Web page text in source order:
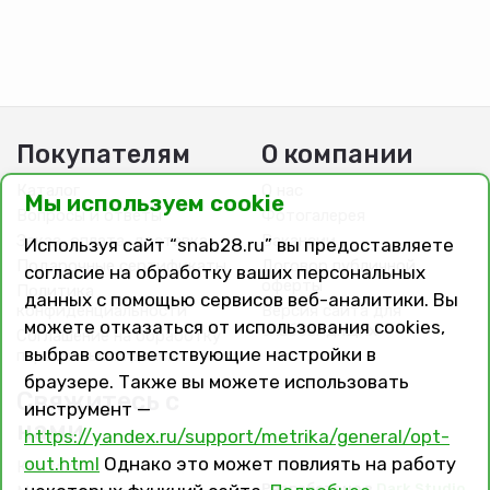
- ремонт изделий из пластика и металла: пластиковых и
металлических емкостей (например, ведер), дачного
- ремонт и ге
Покупателям
Каталог
Вопросы и ответы
Заказ, оплата, доставка
Подарочные сертификаты
конфиденциальности
Соглашение на обработку
персональных данных
О компании
О нас
Фотогалерея
Вакансии
Договор публичной
оферты
Версия сайта для
слабовидящих
Свяжитесь с
нами
Контакты
Мы используем cookie
Используя сайт “snab28.ru” вы предоставляете
согласие на обработку ваших персональных
данных с помощью сервисов веб-аналитики. Вы
можете отказаться от использования cookies,
выбрав соответствующие настройки в
браузере. Также вы можете использовать
инструмент —
https://yandex.ru/support/metrika/general/opt-
out.html Однако это может повлиять на работу